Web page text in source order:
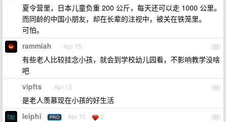
夏令营里，日本儿童负重 200 公斤，每天还可以走 1000 公里。
而同龄的中国小朋友，却在长辈的注视中，被关在铁笼里。
可怕。
52
rammiah Apr 15
有些老人比较挂念小孩，就会到学校幼儿园看，不影响教学没啥
吧
53
vipfts Apr 15
是老人羡慕现在小孩的好生活
54
leiphi PRO Apr 15 2